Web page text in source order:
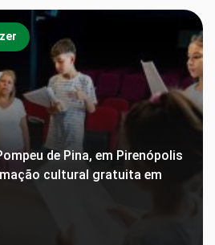
de Pina, em Pirenópolis
cultural gratuita em